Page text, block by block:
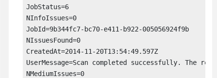
JobStatus=6
NInfoIssues=0
JobId=9b344fc7-bc70-e411-b922-005056924f9b
NIssuesFound=0
CreatedAt=2014-11-20T13:54:49.597Z
UserMessage=Scan completed successfully. The
NMediumIssues=0